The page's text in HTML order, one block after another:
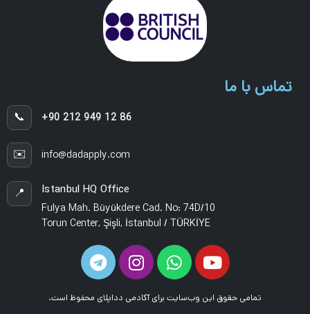
تماس با ما
📞 +90 212 949 12 86
✉️ info@dadapply.com
📍 Istanbul HQ Office
Fulya Mah. Büyükdere Cad. No: 74D/10
Torun Center, Şişli, İstanbul / TÜRKİYE
تمامی حقوق این وب‌سایت برای آکادمی دداپلای محفوظ است.